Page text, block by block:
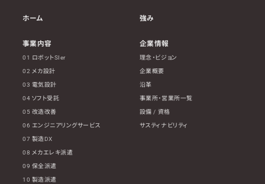
ホーム 強み
事業内容
01 ロボットSIer
02 メカ設計
03 電気設計
04 ソフト受託
05 改造改善
06 エンジニアリングサービス
07 製造DX
08 メカエレキ派遣
09 保全派遣
10 製造派遣
企業情報
理念・ビジョン
企業概要
沿革
事業所・営業所一覧
設備 / 資格
サスティナビリティ